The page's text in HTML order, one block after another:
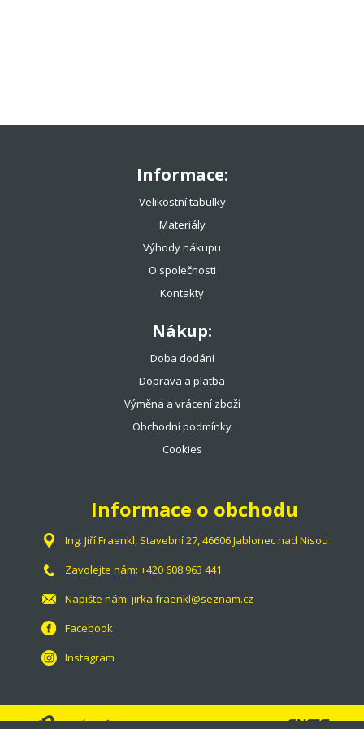
Informace:
Velikostní tabulky
Materiály
Výhody nákupu
O společnosti
Kontakty
Nákup:
Doba dodání
Doprava a platba
Výměna a vrácení zboží
Obchodní podmínky
Cookies
Informace o obchodu
Ing. Jiří Fraenkl, Stavební 27, 46606 Jablonec nad Nisou
Zavolejte nám: +420 608 963 441
Napište nám: jirka.fraenkl@seznam.cz
Facebook
Instagram